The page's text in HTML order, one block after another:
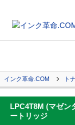
インク革命.COM ト
LPC4T8M (マゼン
ートリッジ